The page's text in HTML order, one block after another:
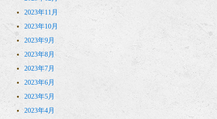
2023年11月
2023年10月
2023年9月
2023年8月
2023年7月
2023年6月
2023年5月
2023年4月